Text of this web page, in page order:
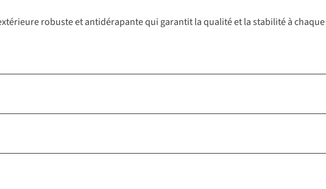
robuste et antidérapante qui garantit la qualité et la stabilité à